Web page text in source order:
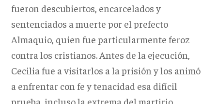
fueron descubiertos, encarcelados y
sentenciados a muerte por el prefecto
Almaquio, quien fue particularmente feroz
contra los cristianos. Antes de la ejecución,
Cecilia fue a visitarlos a la prisión y los animó
a enfrentar con fe y tenacidad esa difícil
prueba, incluso la extrema del martirio.